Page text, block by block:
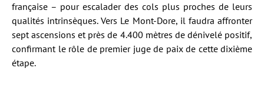
française – pour escalader des cols plus proches de leurs
qualités intrinsèques. Vers Le Mont-Dore, il faudra affronter
sept ascensions et près de 4.400 mètres de dénivelé positif,
confirmant le rôle de premier juge de paix de cette dixième
étape.